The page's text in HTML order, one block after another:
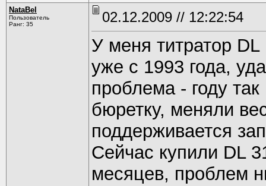
NataBel
Пользователь
Ранг: 35
02.12.2009 // 12:22:54
У меня титратор
уже с 1993 года,
проблема - году
бюретку, меняли
поддерживается
Сейчас купили DL
месяцев, проблем